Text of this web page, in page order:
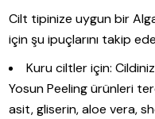
Cilt tipinize uygun bir
için şu ipuçlarını takip
Kuru ciltler için:
Yosun Peeling ürünleri
asit, gliserin, aloe vera,